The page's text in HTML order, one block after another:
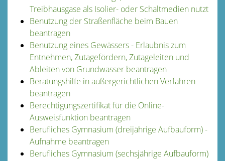
Treibhausgase als Isolier- oder Schaltmedien nutzt
Benutzung der Straßenfläche beim Bauen
beantragen
Benutzung eines Gewässers - Erlaubnis zum
Entnehmen, Zutagefördern, Zutageleiten und
Ableiten von Grundwasser beantragen
Beratungshilfe in außergerichtlichen Verfahren
beantragen
Berechtigungszertifikat für die Online-
Ausweisfunktion beantragen
Berufliches Gymnasium (dreijährige Aufbauform) -
Aufnahme beantragen
Berufliches Gymnasium (sechsjährige Aufbauform)